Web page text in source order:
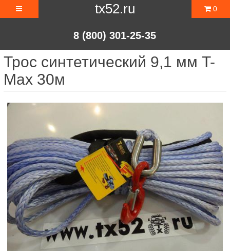
tx52.ru
8 (800) 301-25-35
0
Трос синтетический 9,1 мм T-
Max 30м